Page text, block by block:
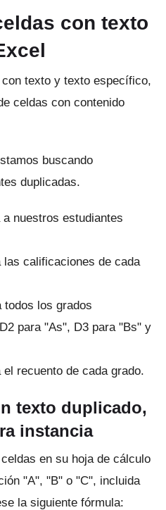
con texto
texto y texto específico,
celdas con contenido
buscando
duplicadas.
nuestros estudiantes
las calificaciones de cada
todos los grados
para "As", D3 para "Bs" y
recuento de cada grado.
texto duplicado,
instancia
en su hoja de cálculo
"A", "B" o "C", incluida
la siguiente fórmula: